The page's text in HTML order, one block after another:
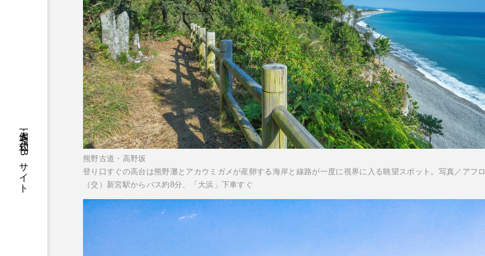
一個人：公式WEBサイト
熊野古道・高野坂
登り口すぐの高台は熊野灘とアカウミガメが産卵する海岸と線路が一度に視界に入る眺望スポット。写真／アフロ
（交）新宮駅からバス約8分、「大浜」下車すぐ